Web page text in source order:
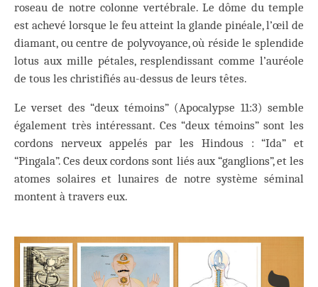
roseau de notre colonne vertébrale. Le dôme du temple
est achevé lorsque le feu atteint la glande pinéale, l’œil de
diamant, ou centre de polyvoyance, où réside le splendide
lotus aux mille pétales, resplendissant comme l’auréole
de tous les christifiés au-dessus de leurs têtes.
Le verset des “deux témoins” (Apocalypse 11:3) semble
également très intéressant. Ces “deux témoins” sont les
cordons nerveux appelés par les Hindous : “Ida” et
“Pingala”. Ces deux cordons sont liés aux “ganglions”, et les
atomes solaires et lunaires de notre système séminal
montent à travers eux.